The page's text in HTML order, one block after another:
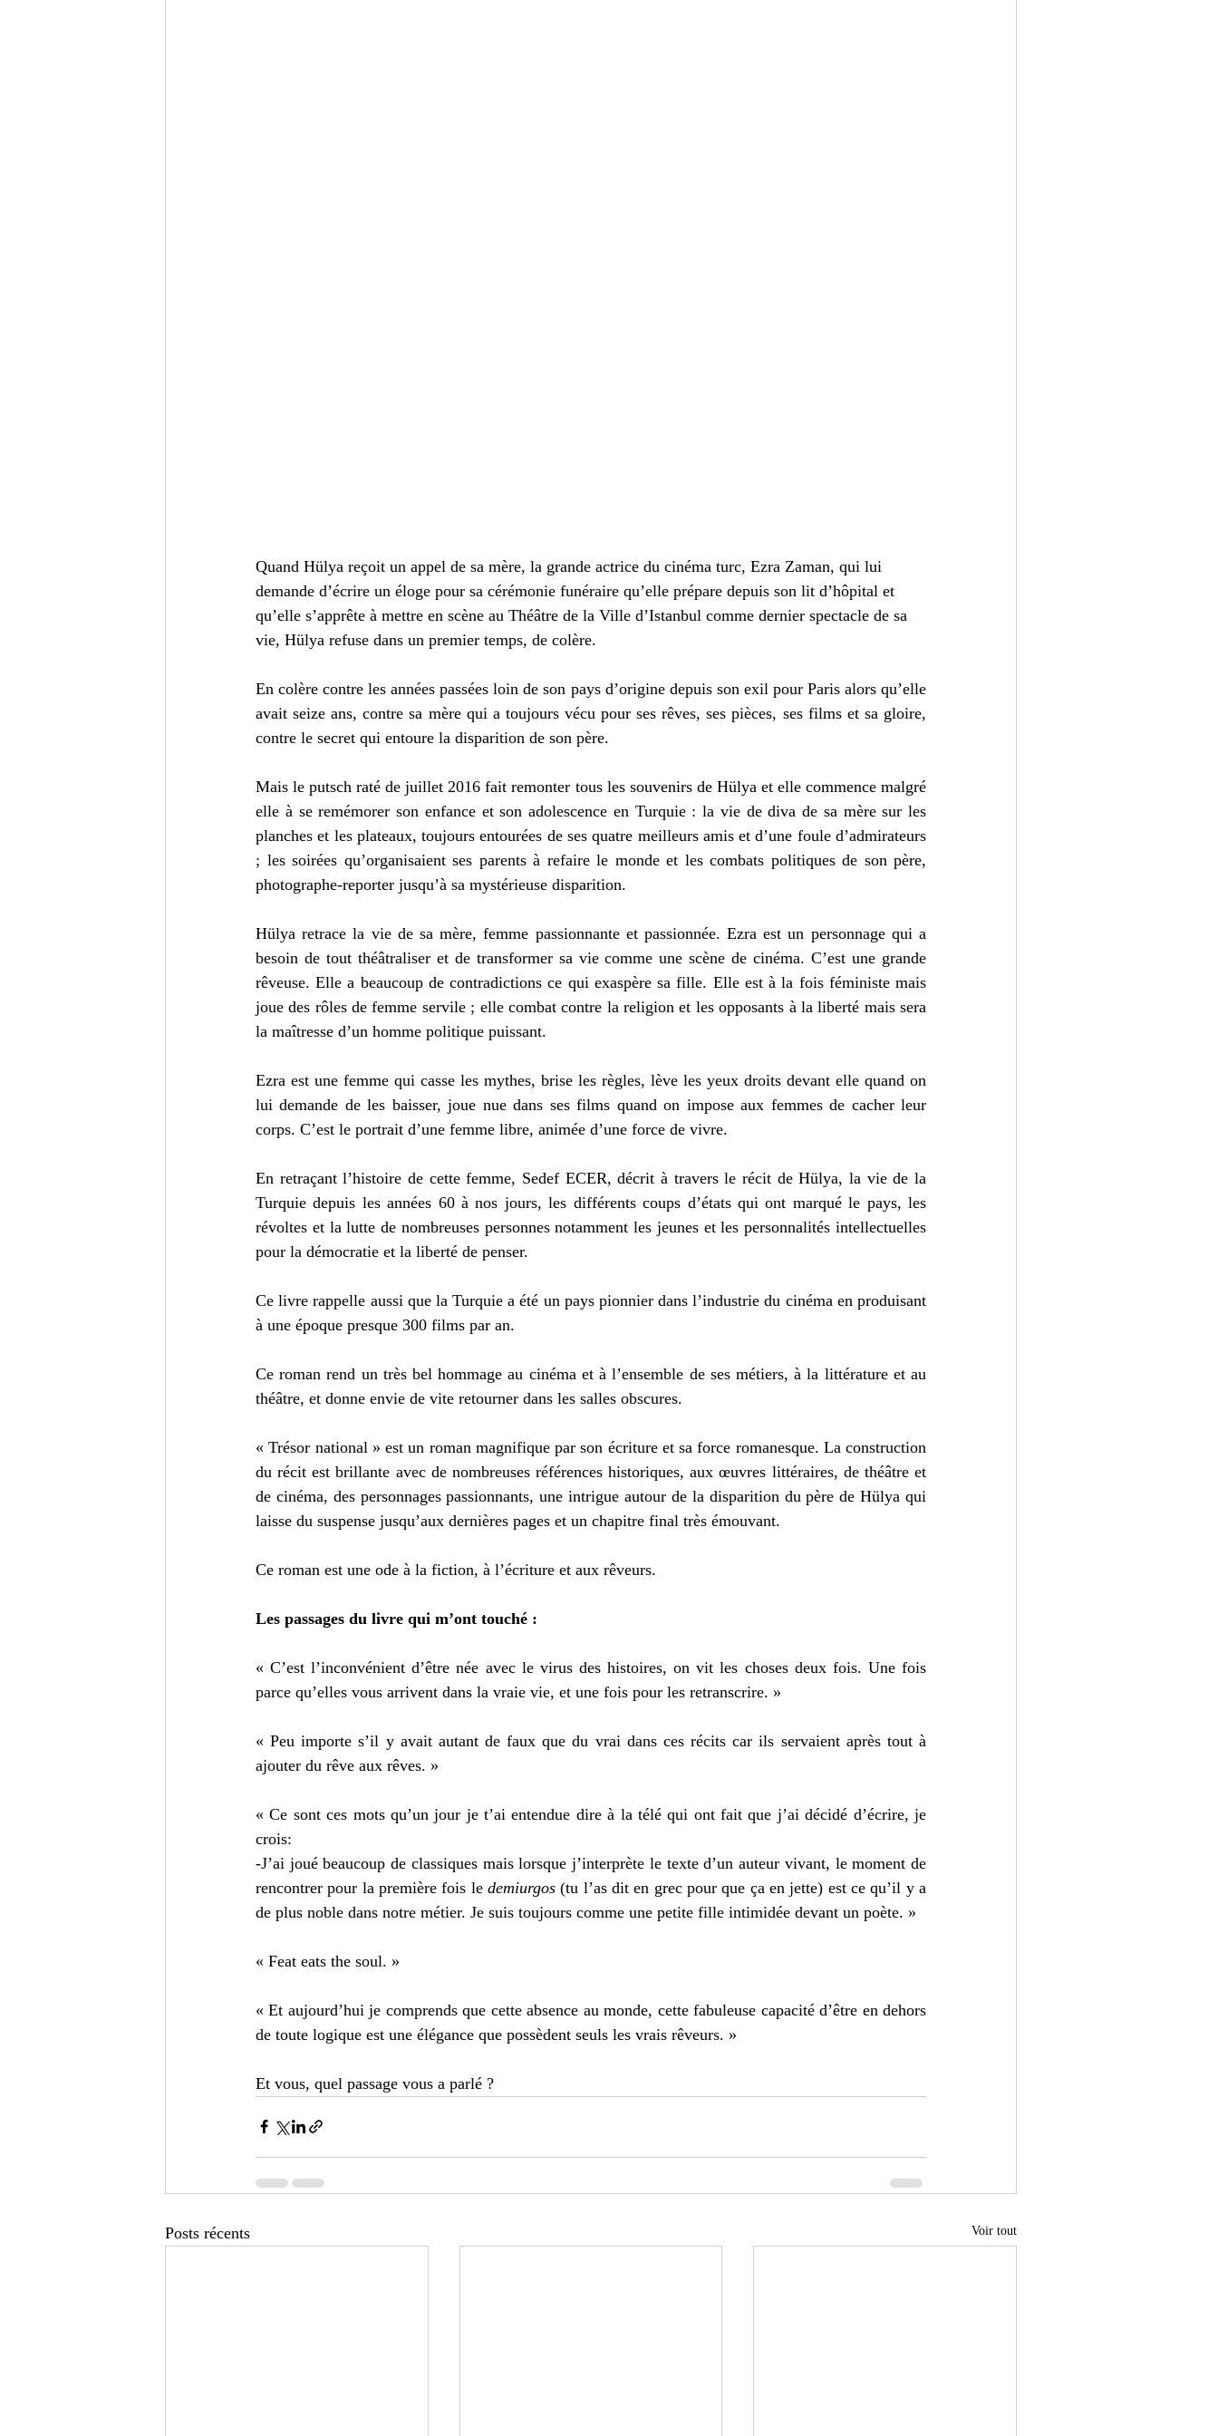
Quand Hülya reçoit un appel de sa mère, la grande actrice du cinéma turc, Ezra Zaman, qui lui
demande d’écrire un éloge pour sa cérémonie funéraire qu’elle prépare depuis son lit d’hôpital et
qu’elle s’apprête à mettre en scène au Théâtre de la Ville d’Istanbul comme dernier spectacle de sa
vie, Hülya refuse dans un premier temps, de colère.
En colère contre les années passées loin de son pays d’origine depuis son exil pour Paris alors qu’elle
avait seize ans, contre sa mère qui a toujours vécu pour ses rêves, ses pièces, ses films et sa gloire,
contre le secret qui entoure la disparition de son père.
Mais le putsch raté de juillet 2016 fait remonter tous les souvenirs de Hülya et elle commence malgré
elle à se remémorer son enfance et son adolescence en Turquie : la vie de diva de sa mère sur les
planches et les plateaux, toujours entourées de ses quatre meilleurs amis et d’une foule d’admirateurs
; les soirées qu’organisaient ses parents à refaire le monde et les combats politiques de son père,
photographe-reporter jusqu’à sa mystérieuse disparition.
Hülya retrace la vie de sa mère, femme passionnante et passionnée. Ezra est un personnage qui a
besoin de tout théâtraliser et de transformer sa vie comme une scène de cinéma. C’est une grande
rêveuse. Elle a beaucoup de contradictions ce qui exaspère sa fille. Elle est à la fois féministe mais
joue des rôles de femme servile ; elle combat contre la religion et les opposants à la liberté mais sera
la maîtresse d’un homme politique puissant.
Ezra est une femme qui casse les mythes, brise les règles, lève les yeux droits devant elle quand on
lui demande de les baisser, joue nue dans ses films quand on impose aux femmes de cacher leur
corps. C’est le portrait d’une femme libre, animée d’une force de vivre.
En retraçant l’histoire de cette femme, Sedef ECER, décrit à travers le récit de Hülya, la vie de la
Turquie depuis les années 60 à nos jours, les différents coups d’états qui ont marqué le pays, les
révoltes et la lutte de nombreuses personnes notamment les jeunes et les personnalités intellectuelles
pour la démocratie et la liberté de penser.
Ce livre rappelle aussi que la Turquie a été un pays pionnier dans l’industrie du cinéma en produisant
à une époque presque 300 films par an.
Ce roman rend un très bel hommage au cinéma et à l’ensemble de ses métiers, à la littérature et au
théâtre, et donne envie de vite retourner dans les salles obscures.
« Trésor national » est un roman magnifique par son écriture et sa force romanesque. La construction
du récit est brillante avec de nombreuses références historiques, aux œuvres littéraires, de théâtre et
de cinéma, des personnages passionnants, une intrigue autour de la disparition du père de Hülya qui
laisse du suspense jusqu’aux dernières pages et un chapitre final très émouvant.
Ce roman est une ode à la fiction, à l’écriture et aux rêveurs.
Les passages du livre qui m’ont touché :
« C’est l’inconvénient d’être née avec le virus des histoires, on vit les choses deux fois. Une fois
parce qu’elles vous arrivent dans la vraie vie, et une fois pour les retranscrire. »
« Peu importe s’il y avait autant de faux que du vrai dans ces récits car ils servaient après tout à
ajouter du rêve aux rêves. »
« Ce sont ces mots qu’un jour je t’ai entendue dire à la télé qui ont fait que j’ai décidé d’écrire, je
crois:
-J’ai joué beaucoup de classiques mais lorsque j’interprète le texte d’un auteur vivant, le moment de
rencontrer pour la première fois le demiurgos (tu l’as dit en grec pour que ça en jette) est ce qu’il y a
de plus noble dans notre métier. Je suis toujours comme une petite fille intimidée devant un poète. »
« Feat eats the soul. »
« Et aujourd’hui je comprends que cette absence au monde, cette fabuleuse capacité d’être en dehors
de toute logique est une élégance que possèdent seuls les vrais rêveurs. »
Et vous, quel passage vous a parlé ?
Posts récents Voir tout